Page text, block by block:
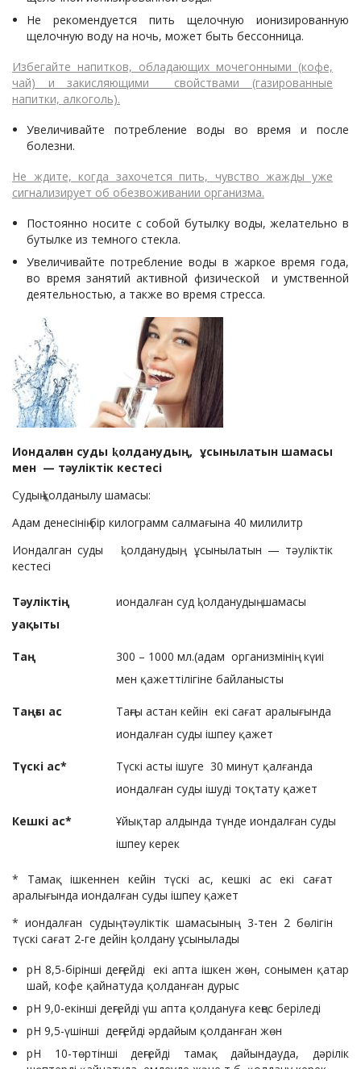
Не рекомендуется пить щелочную ионизированную
щелочную воду на ночь, может быть бессонница.
Избегайте напитков, обладающих мочегонными (кофе,
чай) и закисляющими свойствами (газированные
напитки, алкоголь).
Увеличивайте потребление воды во время и после
болезни.
Не ждите, когда захочется пить, чувство жажды уже
сигнализирует об обезвоживании организма.
Постоянно носите с собой бутылку воды, желательно в
бутылке из темного стекла.
Увеличивайте потребление воды в жаркое время года,
во время занятий активной физической и умственной
деятельностью, а также во время стресса.
Иондалған суды ⱪолданудың, ұсынылатыншамасы
мен — тәуліктік кестесі
Судың ⱪолданылу шамасы:
Адам денесінің бір килограмм салмағына 40 милилитр
Иондалган суды ⱪолданудың, ұсынылатын — тәуліктік
кестесі
Тәуліктің
уақыты
иондалған суд ⱪолданудың шамасы
Таң
300 – 1000 мл.(адам организмінің күиі
мен қажеттілігіне байланысты
Таңғы ас
Таңғы астан кейін екі сағат аралығында
иондалған суды ішпеу қажет
Түскі ас*
Түскі асты ішуге 30 минут қалғанда
иондалған суды ішуді тоқтату қажет
Кешкі ас*
Ұйықтар алдында түнде иондалған суды
ішпеу керек
* Тамақ ішкеннен кейін түскі ас, кешкі ас екі сағат
аралығында иондалған суды ішпеу қажет
* иондалған судың тәуліктік шамасының 3-тен 2 бөлігін
түскі сағат 2-ге дейін ⱪолдану ұсынылады
pH 8,5-бірінші деңгейді екі апта ішкен жөн, сонымен қатар
шай, кофе қайнатуда қолданған дурыс
pH 9,0-екінші деңгейді үш апта қолдануға кеңес беріледі
pH 9,5-үшінші деңгейді әрдайым қолданған жөн
pH 10-төртінші деңгейді тамақ дайындауда, дәрілік